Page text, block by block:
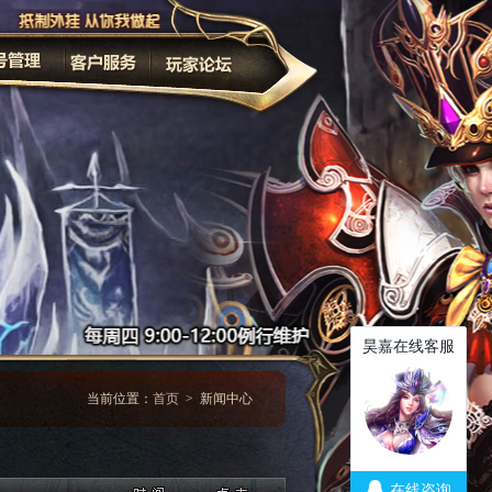
密码
家长监护
当前位置： 首页 > 新闻中心